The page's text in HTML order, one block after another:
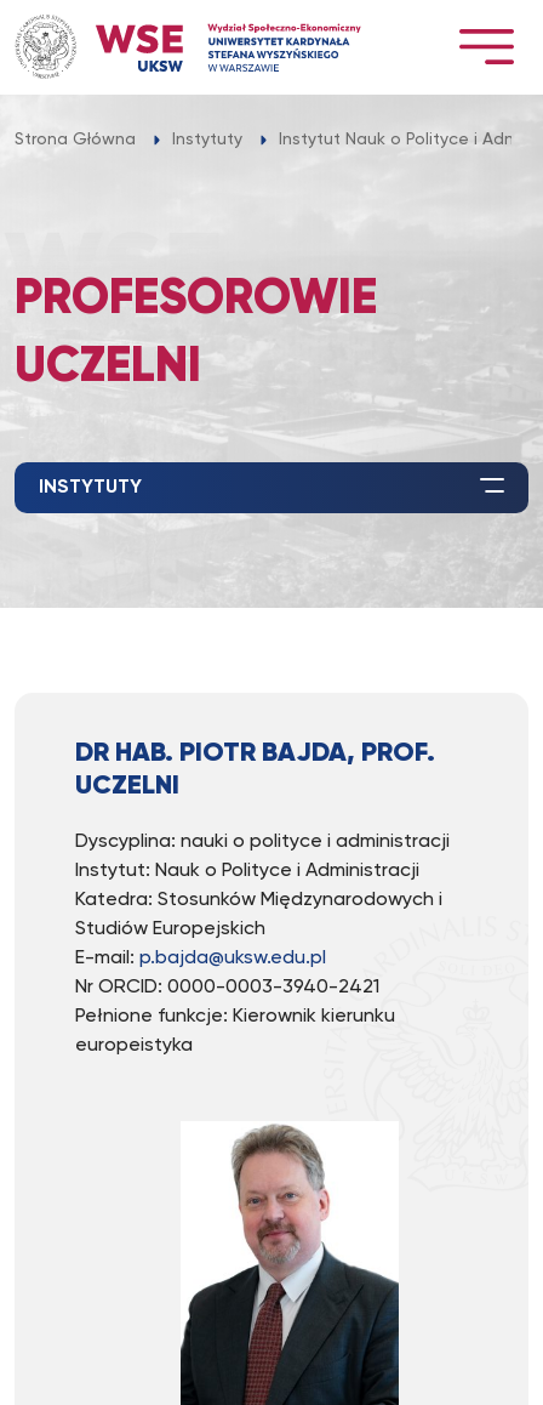
Przejdź
do
treści
Strona Główna Instytuty Instytut Nauk o Polityce i
PROFESOROWIE
UCZELNI
INSTYTUTY
DR HAB. PIOTR BAJDA, PROF.
UCZELNI
Dyscyplina: nauki o polityce i administracji
Instytut: Nauk o Polityce i Administracji
Katedra: Stosunków Międzynarodowych i
Studiów Europejskich
E-mail: p.bajda@uksw.edu.pl
Nr ORCID: 0000-0003-3940-2421
Pełnione funkcje: Kierownik kierunku
europeistyka